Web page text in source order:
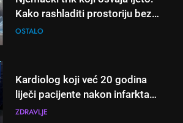
Kako rashladiti prostoriju bez
klime i velikih računa za struju!
OSTALO
Kardiolog koji već 20 godina
liječi pacijente nakon infarkta
otkrio: Ove 4 jutarnje navike
ZDRAVLJE